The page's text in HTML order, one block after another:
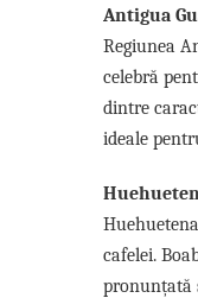
Antigua
Regiunea
celebră
dintre
ideale
cafelei.
pronunțată